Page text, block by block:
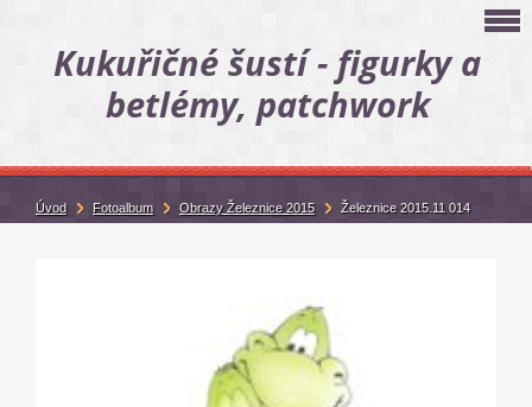
Kukuřičné šustí - figurky a
betlémy, patchwork
Úvod Fotoalbum Obrazy Železnice 2015 Železnice 2015.11 014